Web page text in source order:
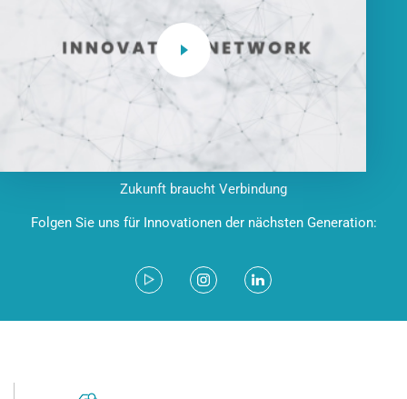
Zukunft braucht Verbindung
Folgen Sie uns für Innovationen der nächsten Generation: